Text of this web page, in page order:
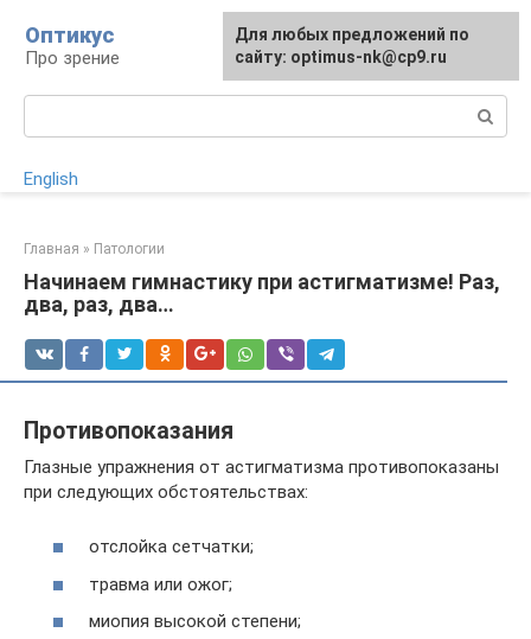
контенту
Оптикус
Про зрение
English
Главная » Патологии
Начинаем гимнастику при астигматизме! Раз,
два, раз, два…
Противопоказания
Глазные упражнения от астигматизма противопоказаны
при следующих обстоятельствах:
отслойка сетчатки;
травма или ожог;
миопия высокой степени;
Для любых предложений по
сайту: optimus-nk@cp9.ru